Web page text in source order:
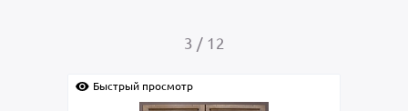
3 / 12
Быстрый просмотр